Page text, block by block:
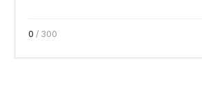
0 / 300